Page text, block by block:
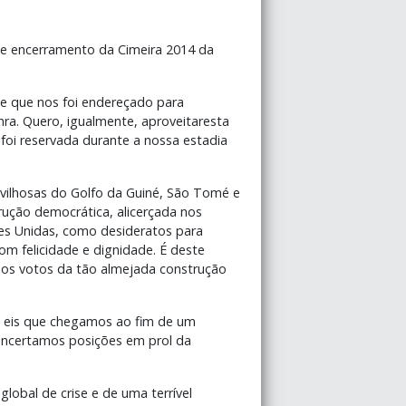
encerramento da Cimeira 2014 da
que nos foi endereçado para
Quero, igualmente, aproveitaresta
reservada durante a nossa estadia
do Golfo da Guiné, São Tomé e
democrática, alicerçada nos
Unidas, como desideratos para
felicidade e dignidade. É deste
votos da tão almejada construção
que chegamos ao fim de um
posições em prol da
de crise e de uma terrível